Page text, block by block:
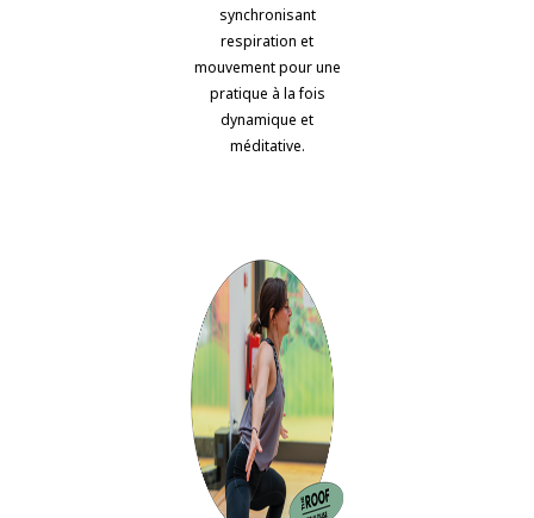
synchronisant
respiration et
mouvement pour une
pratique à la fois
dynamique et
méditative.